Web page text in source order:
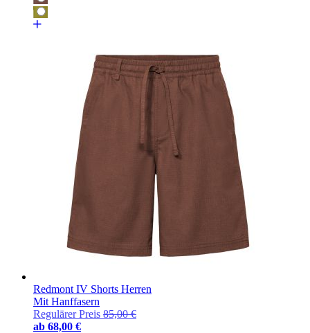
Redmont IV Shorts Herren
Mit Hanffasern
Regulärer Preis 85,00 €
ab 68,00 €